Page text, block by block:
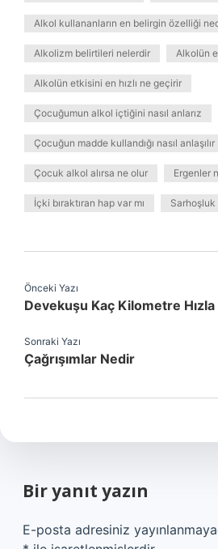
Alkol kullananların en belirgin özelliği
Alkolizm belirtileri nelerdir Alkolün
Alkolün etkisini en hızlı ne geçirir
Çocuğumun alkol içtiğini nasıl anlarız
Çocuğun madde kullandığı nasıl anlaşılır
Çocuk alkol alırsa ne olur Ergenler
İçki bıraktıran hap var mı
Önceki Yazı
Devekuşu Kaç Kilometre Hızla
Sonraki Yazı
Çağrışımlar Nedir
Bir yanıt yazın
E-posta adresiniz